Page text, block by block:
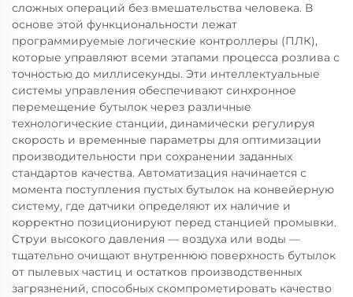
сложных операций без вмешательства человека. В
основе этой функциональности лежат
программируемые логические контроллеры (ПЛК),
которые управляют всеми этапами процесса розлива с
точностью до миллисекунды. Эти интеллектуальные
системы управления обеспечивают синхронное
перемещение бутылок через различные
технологические станции, динамически регулируя
скорость и временные параметры для оптимизации
производительности при сохранении заданных
стандартов качества. Автоматизация начинается с
момента поступления пустых бутылок на конвейерную
систему, где датчики определяют их наличие и
корректно позиционируют перед станцией промывки.
Струи высокого давления — воздуха или воды —
тщательно очищают внутреннюю поверхность бутылок
от пылевых частиц и остатков производственных
загрязнений, способных скомпрометировать качество